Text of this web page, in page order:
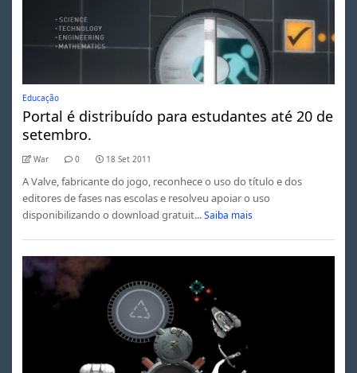
Educação
Portal é distribuído para estudantes até 20 de
setembro.
War 0 18 Set 2011
A Valve, fabricante do jogo, reconhece o uso do título e dos
editores de fases nas escolas e resolveu apoiar o uso
disponibilizando o download gratuit... Saiba mais